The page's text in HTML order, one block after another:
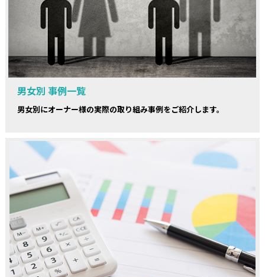
男女別 事例一覧
男女別にオーナー様の実際の取り組み事例をご紹介します。